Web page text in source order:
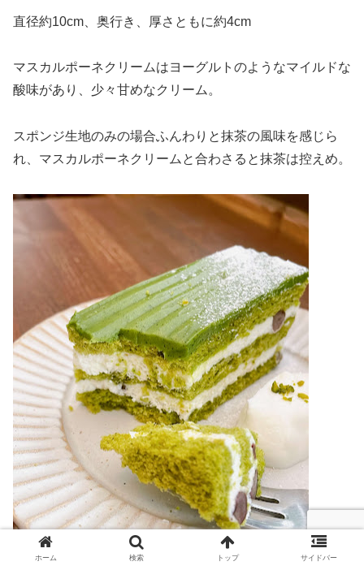
直径約10cm、奥行き、厚さともに約4cm
マスカルポーネクリームはヨーグルトのようなマイルドな
酸味があり、少々甘めなクリーム。
スポンジ生地のみの場合ふんわりと抹茶の風味を感じら
れ、マスカルポーネクリームと合わさると抹茶は控えめ。
ホーム 検索 トップ サイドバー